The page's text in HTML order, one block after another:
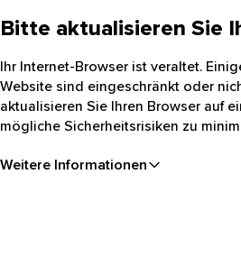
Bitte aktualisieren Sie
Ihr Internet-Browser ist veraltet.
Website sind eingeschränkt oder
aktualisieren Sie Ihren Browser auf
mögliche Sicherheitsrisiken zu
Weitere Informationen